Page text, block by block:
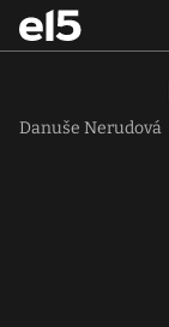
Danuše Nerudová